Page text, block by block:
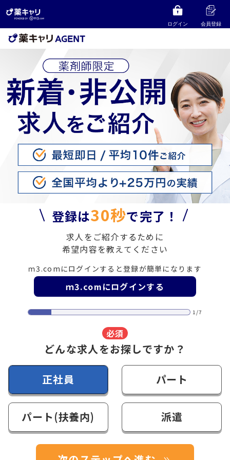
ログイン 会員登録
登録は30秒で完了！
求人をご紹介するために
希望内容を教えてください
ｍ3.comにログインすると登録が簡単になります
ｍ3.comにログインする
1/7
必須
どんな求人をお探しですか？
正社員 パート
パート(扶養内) 派遣